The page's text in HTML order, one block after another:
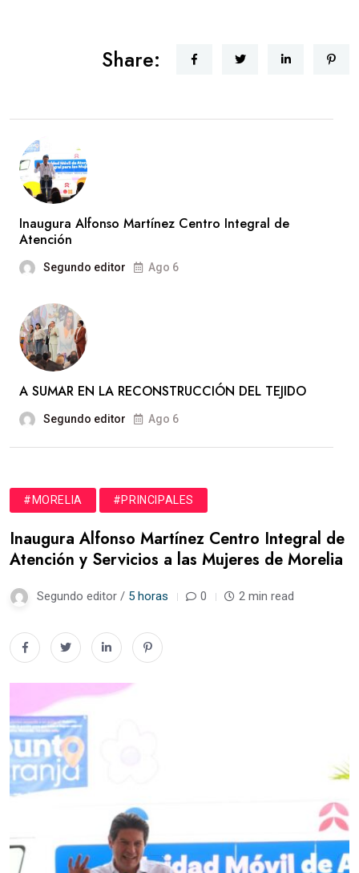
Share:
Inaugura Alfonso Martínez Centro Integral de
Atención
Segundo editor Ago 6
A SUMAR EN LA RECONSTRUCCIÓN DEL TEJIDO
Segundo editor Ago 6
#MORELIA #PRINCIPALES
Inaugura Alfonso Martínez Centro Integral de
Atención y Servicios a las Mujeres de Morelia
Segundo editor / 5 horas 0 2 min read